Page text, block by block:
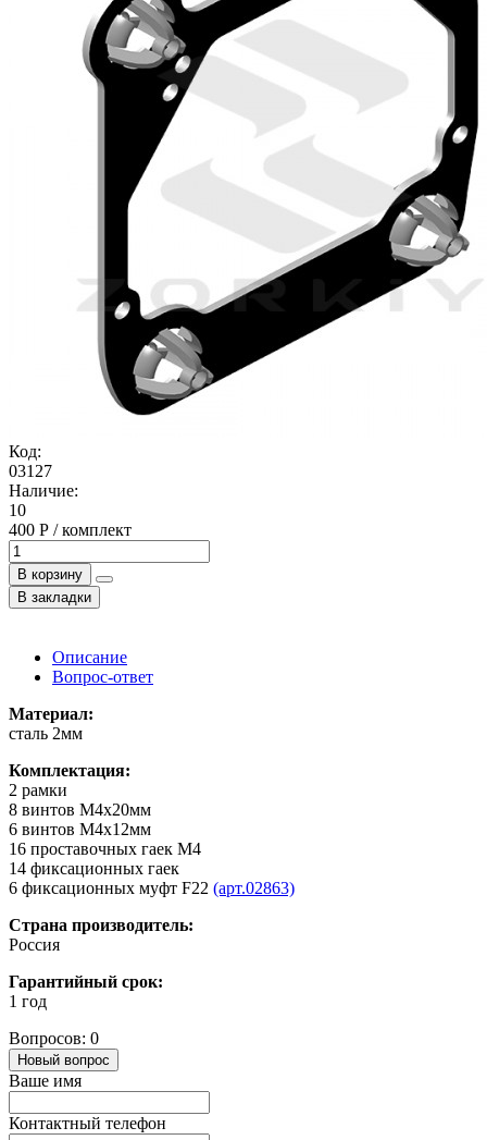
Код:
03127
Наличие:
10
400 Р / комплект
В корзину
В закладки
Описание
Вопрос-ответ
Материал:
сталь 2мм
Комплектация:
2 рамки
8 винтов М4х20мм
6 винтов М4х12мм
16 проставочных гаек М4
14 фиксационных гаек
6 фиксационных муфт F22 (арт.02863)
Страна производитель:
Россия
Гарантийный срок:
1 год
Вопросов: 0
Новый вопрос
Ваше имя
Контактный телефон